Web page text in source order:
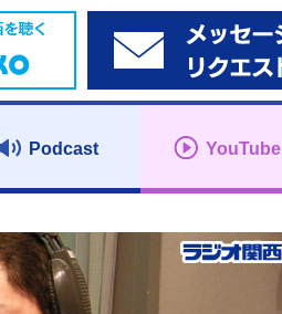
Podcast YouTube